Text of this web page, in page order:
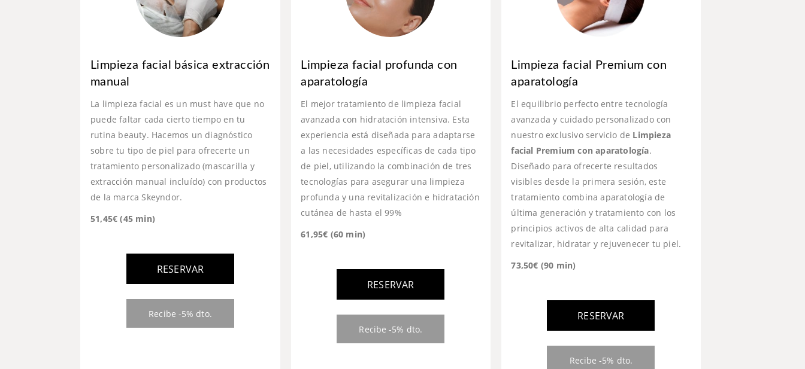
Limpieza facial básica extracción
manual
La limpieza facial es un must have que no
puede faltar cada cierto tiempo en tu
rutina beauty. Hacemos un diagnóstico
sobre tu tipo de piel para ofrecerte un
tratamiento personalizado (mascarilla y
extracción manual incluído) con productos
de la marca Skeyndor.
51,45€ (45 min)
RESERVAR
Recibe -5% dto.
Limpieza facial profunda con
aparatología
El mejor tratamiento de limpieza facial
avanzada con hidratación intensiva. Esta
experiencia está diseñada para adaptarse
a las necesidades específicas de cada tipo
de piel, utilizando la combinación de tres
tecnologías para asegurar una limpieza
profunda y una revitalización e hidratación
cutánea de hasta el 99%
61,95€ (60 min)
RESERVAR
Recibe -5% dto.
Limpieza facial Premium con
aparatología
El equilibrio perfecto entre tecnología
avanzada y cuidado personalizado con
nuestro exclusivo servicio de Limpieza
facial Premium con aparatología.
Diseñado para ofrecerte resultados
visibles desde la primera sesión, este
tratamiento combina aparatología de
última generación y tratamiento con los
principios activos de alta calidad para
revitalizar, hidratar y rejuvenecer tu piel.
73,50€ (90 min)
RESERVAR
Recibe -5% dto.